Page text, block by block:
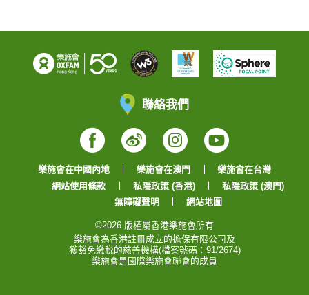
聯絡我們
Facebook
WeiboInstagram
YouTube
樂施會在中國內地 樂施會在澳門
樂施會在台灣
網站使用條款
私隱政策 (香港)
私隱政策 (澳門)
無障礙聲明
網站地圖
©2026 版權屬香港樂施會所有
樂施會為香港註冊成立的擔保有限公司及
獲豁免繳税的慈善機構(檔案號碼：91/2674)
樂施會是國際樂施會聯會的成員